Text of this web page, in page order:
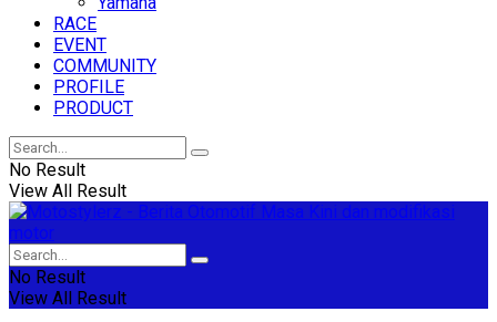
RACE
EVENT
COMMUNITY
PROFILE
PRODUCT
No Result
View All Result
No Result
View All Result